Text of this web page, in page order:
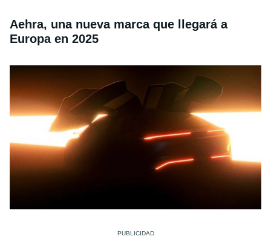
Aehra, una nueva marca que llegará a
Europa en 2025